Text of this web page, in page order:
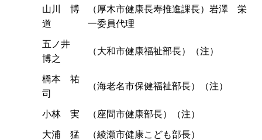
山川 博
道
（厚木市健康長寿推進課長）岩澤 栄
一委員代理
五ノ井
博之
（大和市健康福祉部長）（注）
橋本 祐
司
（海老名市保健福祉部長）（注）
小林 実 （座間市健康部長）（注）
大浦 猛 （綾瀬市健康こども部長）